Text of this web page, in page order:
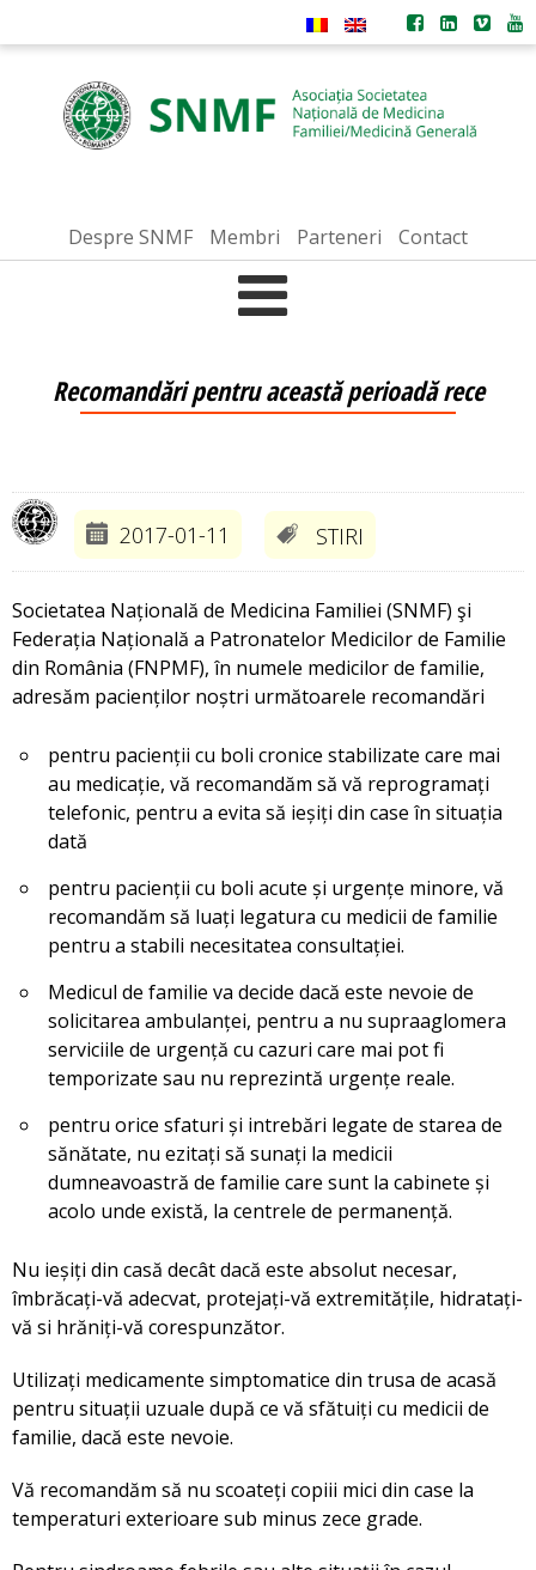
Despre SNMF Membri Parteneri Contact
Recomandări pentru această perioadă rece
2017-01-11 STIRI
Societatea Națională de Medicina Familiei (SNMF) şi
Federația Națională a Patronatelor Medicilor de Familie
din România (FNPMF), în numele medicilor de familie,
adresăm pacienților noștri următoarele recomandări
pentru pacienții cu boli cronice stabilizate care mai
au medicație, vă recomandăm să vă reprogramați
telefonic, pentru a evita să ieșiți din case în situația
dată
pentru pacienții cu boli acute și urgențe minore, vă
recomandăm să luați legatura cu medicii de familie
pentru a stabili necesitatea consultației.
Medicul de familie va decide dacă este nevoie de
solicitarea ambulanței, pentru a nu supraaglomera
serviciile de urgență cu cazuri care mai pot fi
temporizate sau nu reprezintă urgențe reale.
pentru orice sfaturi și intrebări legate de starea de
sănătate, nu ezitați să sunați la medicii
dumneavoastră de familie care sunt la cabinete și
acolo unde există, la centrele de permanență.
Nu ieșiți din casă decât dacă este absolut necesar,
îmbrăcați-vă adecvat, protejați-vă extremitățile, hidratați-
vă si hrăniți-vă corespunzător.
Utilizați medicamente simptomatice din trusa de acasă
pentru situații uzuale după ce vă sfătuiți cu medicii de
familie, dacă este nevoie.
Vă recomandăm să nu scoateți copiii mici din case la
temperaturi exterioare sub minus zece grade.